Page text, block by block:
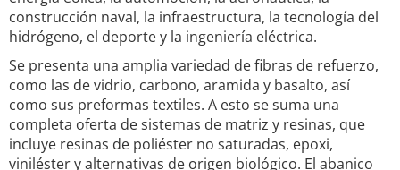
construcción naval, la infraestructura, la tecnología del
hidrógeno, el deporte y la ingeniería eléctrica.
Se presenta una amplia variedad de fibras de refuerzo,
como las de vidrio, carbono, aramida y basalto, así
como sus preformas textiles. A esto se suma una
completa oferta de sistemas de matriz y resinas, que
incluye resinas de poliéster no saturadas, epoxi,
viniléster y alternativas de origen biológico. El abanico